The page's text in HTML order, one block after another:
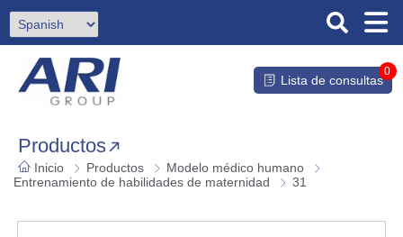
Lista de consultas
0
Productos
Inicio Productos
Modelo médico humano
Entrenamiento de habilidades de maternidad
31